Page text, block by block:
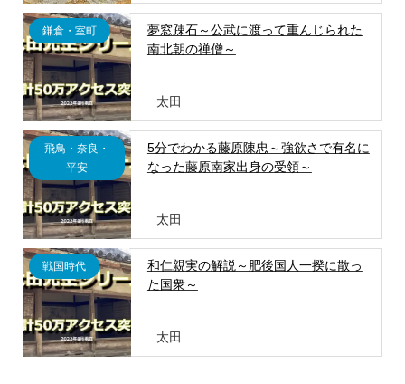
鎌倉・室町
夢窓疎石～公武に渡って重んじられた
南北朝の禅僧～
太田
飛鳥・奈良・
平安
5分でわかる藤原陳忠～強欲さで有名に
なった藤原南家出身の受領～
太田
戦国時代
和仁親実の解説～肥後国人一揆に散っ
た国衆～
太田